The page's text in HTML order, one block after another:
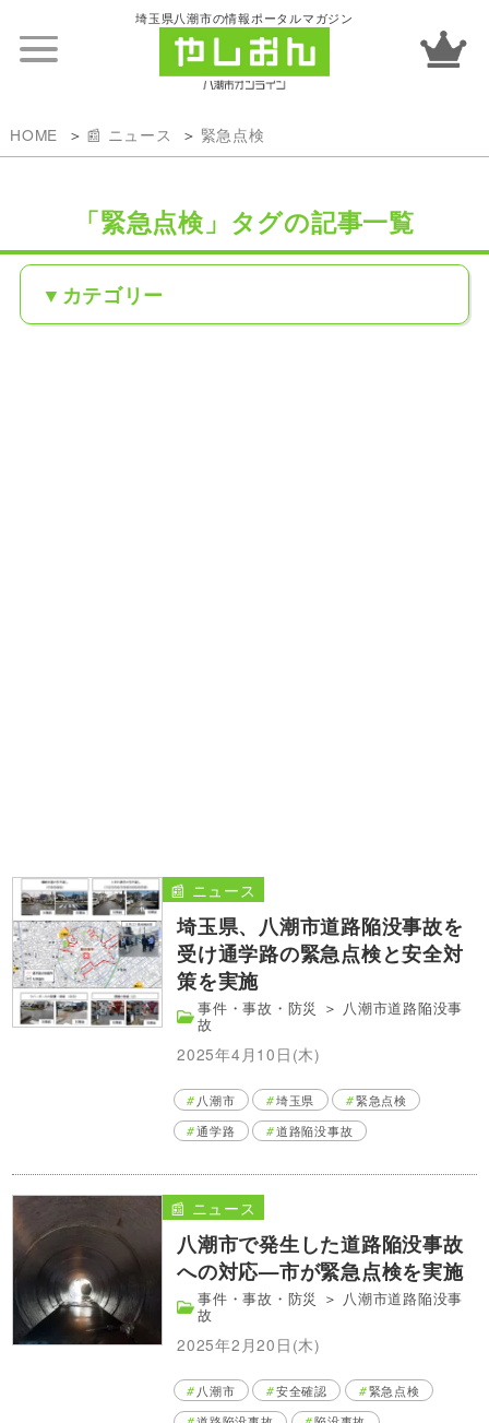
埼玉県八潮市の情報ポータルマガジン
HOME 📰 ニュース 緊急点検
「緊急点検」タグの記事一覧
カテゴリー
埼玉県、八潮市道路陥没事故を
受け通学路の緊急点検と安全対
策を実施
事件・事故・防災 ＞ 八潮市道路陥没事
故
2025年4月10日(木)
📰 ニュース
八潮市 埼玉県
緊急点検
通学路
道路陥没事故
八潮市で発生した道路陥没事故
への対応—市が緊急点検を実施
事件・事故・防災 ＞ 八潮市道路陥没事
故
2025年2月20日(木)
📰 ニュース
八潮市 安全確認
緊急点検